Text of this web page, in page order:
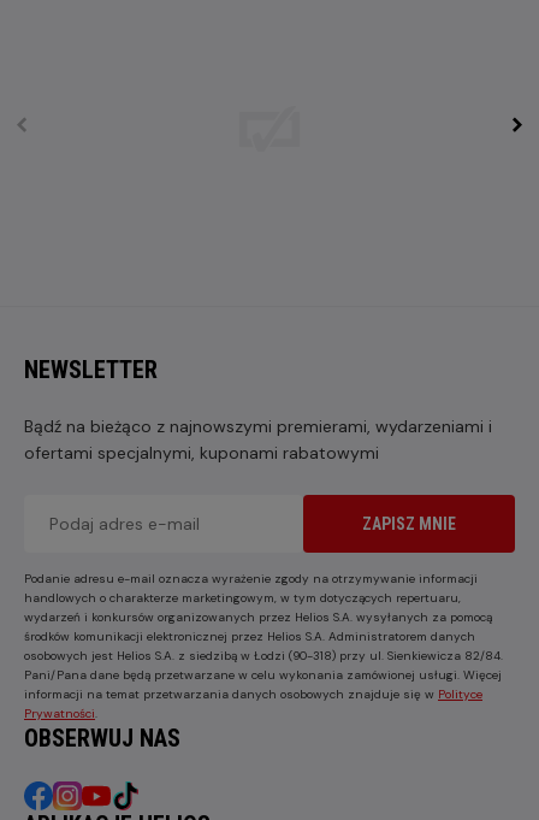
NEWSLETTER
Bądź na bieżąco z najnowszymi premierami, wydarzeniami i
ofertami specjalnymi, kuponami rabatowymi
ZAPISZ MNIE
Podanie adresu e-mail oznacza wyrażenie zgody na otrzymywanie informacji
handlowych o charakterze marketingowym, w tym dotyczących repertuaru,
wydarzeń i konkursów organizowanych przez Helios S.A. wysyłanych za pomocą
środków komunikacji elektronicznej przez Helios S.A. Administratorem danych
osobowych jest Helios S.A. z siedzibą w Łodzi (90-318) przy ul. Sienkiewicza 82/84.
Pani/Pana dane będą przetwarzane w celu wykonania zamówionej usługi. Więcej
informacji na temat przetwarzania danych osobowych znajduje się w Polityce
Prywatności.
OBSERWUJ NAS